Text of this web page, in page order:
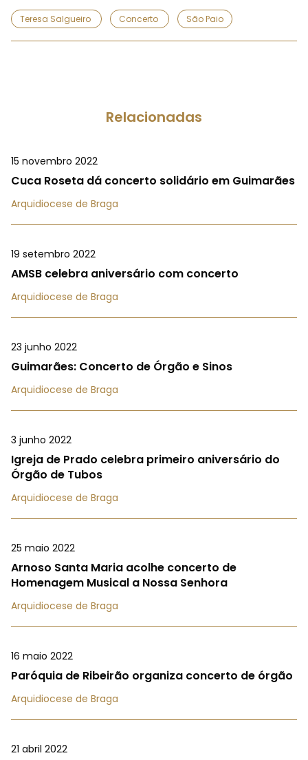
Teresa Salgueiro Concerto São Paio
Relacionadas
15 novembro 2022
Cuca Roseta dá concerto solidário em Guimarães
Arquidiocese de Braga
19 setembro 2022
AMSB celebra aniversário com concerto
Arquidiocese de Braga
23 junho 2022
Guimarães: Concerto de Órgão e Sinos
Arquidiocese de Braga
3 junho 2022
Igreja de Prado celebra primeiro aniversário do
Órgão de Tubos
Arquidiocese de Braga
25 maio 2022
Arnoso Santa Maria acolhe concerto de
Homenagem Musical a Nossa Senhora
Arquidiocese de Braga
16 maio 2022
Paróquia de Ribeirão organiza concerto de órgão
Arquidiocese de Braga
21 abril 2022